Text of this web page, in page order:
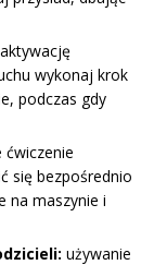
wykonaj krok
podczas gdy
ćwiczenie
się bezpośrednio
na maszynie i
używanie